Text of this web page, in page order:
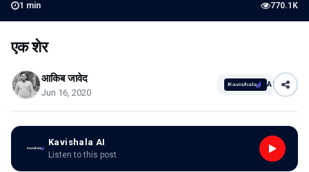
1 min 770.1K
एक शेर
आकिब जावेद
Jun 16, 2020
AI
Kavishala AI
Listen to this post